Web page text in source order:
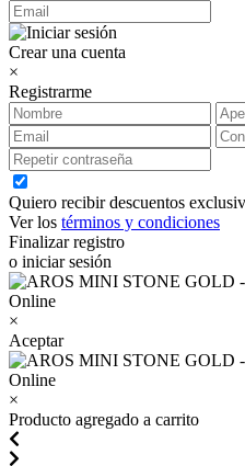
Crear una cuenta
×
Registrarme
Quiero recibir descuentos
Ver los términos y condiciones
Finalizar registro
o iniciar sesión
×
Aceptar
×
Producto agregado a carrito